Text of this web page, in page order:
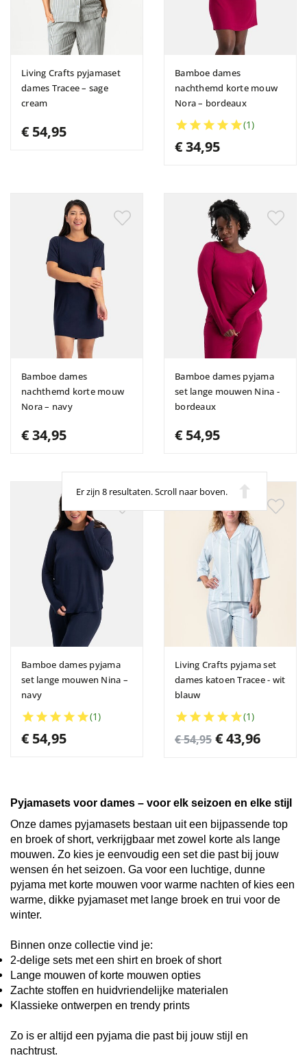
Living Crafts pyjamaset
dames Tracee – sage
cream
€ 54,95
Bamboe dames
nachthemd korte mouw
Nora – bordeaux
    (1)
€ 34,95
Bamboe dames
nachthemd korte mouw
Nora – navy
€ 34,95
Bamboe dames pyjama
set lange mouwen Nina -
bordeaux
€ 54,95
Bamboe dames pyjama
set lange mouwen Nina –
navy
    (1)
€ 54,95
Living Crafts pyjama set
dames katoen Tracee - wit
blauw
    (1)
€ 54,95 € 43,96
-20%
Pyjamasets voor dames – voor elk seizoen en elke stijl
Onze dames pyjamasets bestaan uit een bijpassende top
en broek of short, verkrijgbaar met zowel korte als lange
mouwen. Zo kies je eenvoudig een set die past bij jouw
wensen én het seizoen. Ga voor een luchtige, dunne
pyjama met korte mouwen voor warme nachten of kies een
warme, dikke pyjamaset met lange broek en trui voor de
winter.
Binnen onze collectie vind je:
2-delige sets met een shirt en broek of short
Lange mouwen of korte mouwen opties
Zachte stoffen en huidvriendelijke materialen
Klassieke ontwerpen en trendy prints
Zo is er altijd een pyjama die past bij jouw stijl en
nachtrust.
Er zijn 8 resultaten. Scroll naar boven.